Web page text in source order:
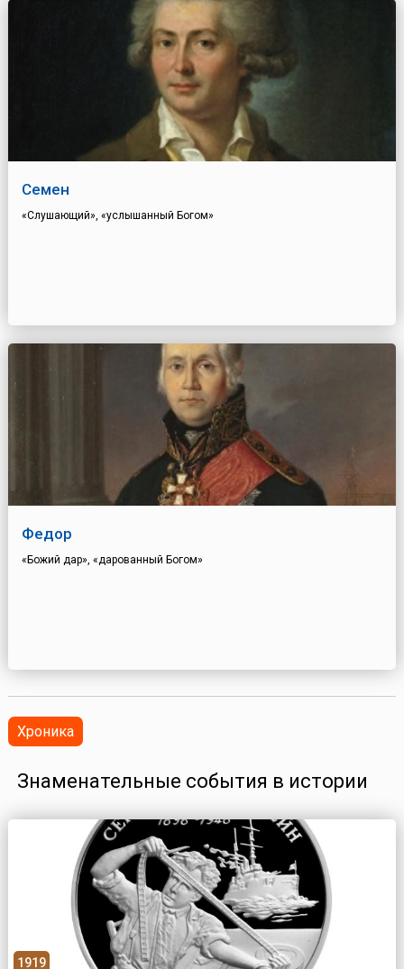
Семен
«Слушающий», «услышанный Богом»
Федор
«Божий дар», «дарованный Богом»
Хроника
Знаменательные события в истории
1919